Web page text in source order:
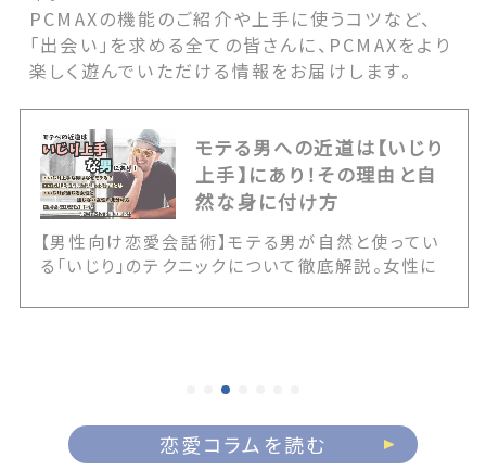
PCMAXの機能のご紹介や上手に使うコツなど、
「出会い」を求める全ての皆さんに、PCMAXをより
楽しく遊んでいただける情報をお届けします。
モテる男への近道は【いじり
上手】にあり！その理由と自
然な身に付け方
【男性向け恋愛会話術】モテる男が自然と使ってい
る「いじり」のテクニックについて徹底解説。女性に
りが通じる女性の見極め方を伝授します。また20
情報が満載です！ The post モテる男への近道は
first appeared on 出会いマッチングサイト
PCMAX.
恋愛コラムを読む